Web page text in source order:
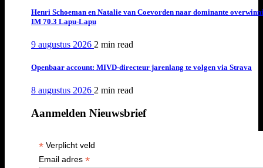
Henri Schoeman en Natalie van Coevorden naar dominante
IM 70.3 Lapu-Lapu
9 augustus 2026 2 min read
Openbaar account: MIVD-directeur jarenlang te volgen via Strava
8 augustus 2026 2 min read
Aanmelden Nieuwsbrief
*Verplicht veld
Email adres *